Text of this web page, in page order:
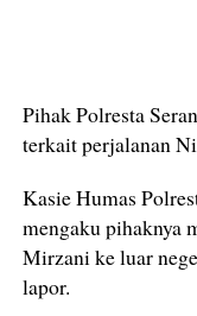
Pihak Polresta
terkait perjalanan
Kasie Humas
mengaku pihaknya
Mirzani ke luar
lapor.